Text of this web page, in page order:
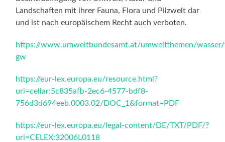
Landschaften mit ihrer Fauna, Flora und Pilzwelt dar
und ist nach europäischem Recht auch verboten.
https://www.umweltbundesamt.at/umweltthemen/
gw
https://eur-lex.europa.eu/resource.html?
uri=cellar:5c835afb-2ec6-4577-bdf8-
756d3d694eeb.0003.02/DOC_1&format=PDF
https://eur-lex.europa.eu/legal-content/DE/TXT/PDF/?
uri=CELEX:32006L0118